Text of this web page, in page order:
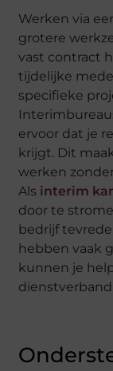
Werken via
grotere
vast contract
tijdelijke
specifieke
ervoor dat je
krijgt. Dit
werken
Als interim
door te
bedrijf
hebben vaak
kunnen je